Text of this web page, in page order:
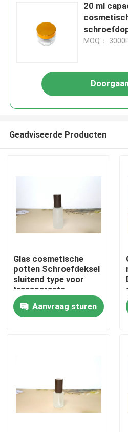
Huis
Producten
Kwaliteitscontrole
20 ml
MOQ：
Geadviseerde Producten
Glas cosmetische
potten Schroefdeksel
sluitend type voor
transparante
verpakkingsoplossingen
Aanvraag sturen